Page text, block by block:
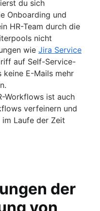
du sich
Onboarding und
HR-Team durch die
nicht
wie Jira Service
auf Self-Service-
keine E-Mails mehr
Workflows ist auch
verfeinern und
Laufe der Zeit
der
von